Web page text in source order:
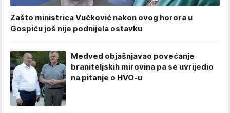
Zašto ministrica Vučković nakon ovog horora u
Gospiću još nije podnijela ostavku
Medved objašnjavao povećanje
braniteljskih mirovina pa se uvrijedio
na pitanje o HVO-u